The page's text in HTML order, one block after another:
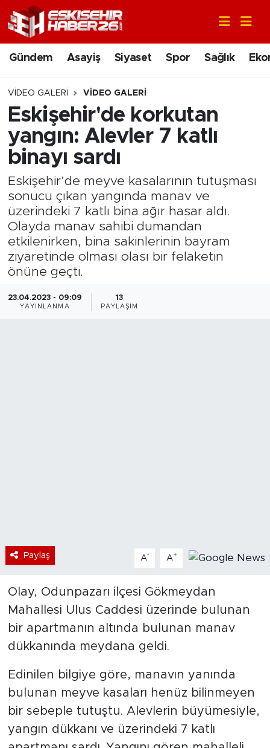
Gündem Asayiş Siyaset Spor Sağlık
VIDEO GALERI VIDEO GALERI
Eskişehir'de korkutan
yangın: Alevler 7 katlı
binayı sardı
Eskişehir’de meyve kasalarının tutuşması
sonucu çıkan yangında manav ve
üzerindeki 7 katlı bina ağır hasar aldı.
Olayda manav sahibi dumandan
etkilenirken, bina sakinlerinin bayram
ziyaretinde olması olası bir felaketin
önüne geçti.
23.04.2023 - 09:09
YAYINLANMA
13
PAYLAŞIM
Paylaş A- A+
Olay, Odunpazarı ilçesi Gökmeydan
Mahallesi Ulus Caddesi üzerinde bulunan
bir apartmanın altında bulunan manav
dükkanında meydana geldi.
Edinilen bilgiye göre, manavın yanında
bulunan meyve kasaları henüz bilinmeyen
bir sebeple tutuştu. Alevlerin büyümesiyle,
yangın dükkanı ve üzerindeki 7 katlı
Gündem
Asayiş
Siyaset
Spor
Sağlık
Ekonomi
Eğitim
Sanat
Bölge
Nöbetçi Eczaneler
Hava Durumu
Trafik Durumu
Süper Lig Puan Durumu ve Fikstür
Tüm Manşetler
Son Dakika Haberleri
Haber Arşivi